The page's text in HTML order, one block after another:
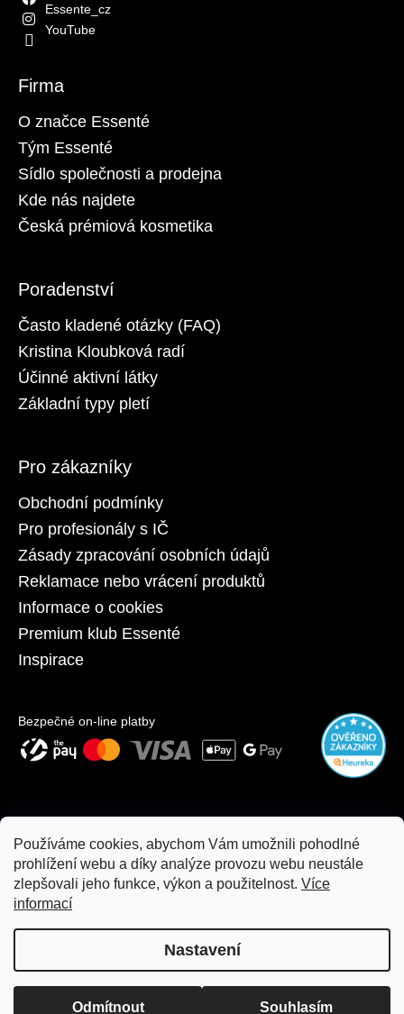
Používáme cookies, abychom Vám umožnili pohodlné
prohlížení webu a díky analýze provozu webu neustále
zlepšovali jeho funkce, výkon a použitelnost. Více
informací
Nastavení
Odmítnout Souhlasím
Z důvodu rekonstrukce je nákup na prodejně a osobní odběr
Essente_cz
YouTube
Firma
O značce Essenté
Tým Essenté
Sídlo společnosti a prodejna
Kde nás najdete
Česká prémiová kosmetika
Poradenství
Často kladené otázky (FAQ)
Kristina Kloubková radí
Účinné aktivní látky
Základní typy pletí
Pro zákazníky
Obchodní podmínky
Pro profesionály s IČ
Zásady zpracování osobních údajů
Reklamace nebo vrácení produktů
Informace o cookies
Premium klub Essenté
Inspirace
Bezpečné on-line platby
Copyright 2026moje.essente.cz. Všechna práva vyhrazena.
Upravit nastavení cookies